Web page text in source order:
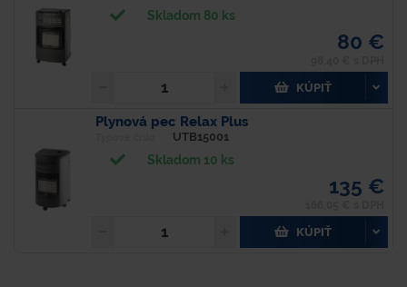
Skladom 80 ks
80 €
KÚPIŤ
Plynová pec Relax Plus
UTB15001
Skladom 10 ks
135 €
KÚPIŤ